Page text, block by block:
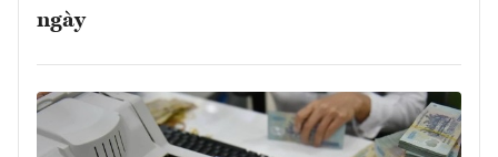
ngày